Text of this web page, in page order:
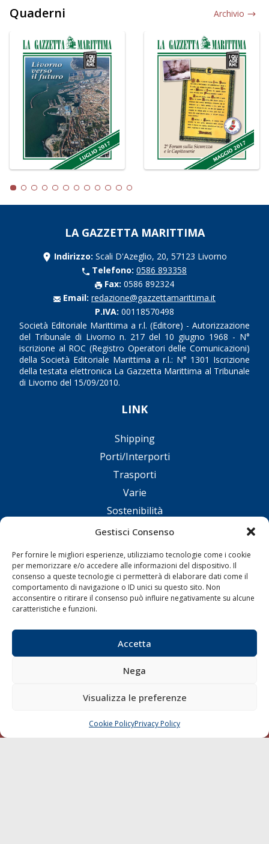
Gestisci Consenso
Per fornire le migliori esperienze, utilizziamo tecnologie come i cookie
per memorizzare e/o accedere alle informazioni del dispositivo. Il
consenso a queste tecnologie ci permetterà di elaborare dati come il
comportamento di navigazione o ID unici su questo sito. Non
acconsentire o ritirare il consenso può influire negativamente su alcune
caratteristiche e funzioni.
Accetta
Nega
Visualizza le preferenze
Cookie PolicyPrivacy Policy
Quaderni Archivio
LA GAZZETTA MARITTIMA
Indirizzo: Scali D'Azeglio, 20, 57123 Livorno
Telefono: 0586 893358
Fax: 0586 892324
Email: redazione@gazzettamarittima.it
P.IVA: 00118570498
Società Editoriale Marittima a r.l. (Editore) - Autorizzazione
del Tribunale di Livorno n. 217 del 10 giugno 1968 - N°
iscrizione al ROC (Registro Operatori delle Comunicazioni)
della Società Editoriale Marittima a r.l.: N° 1301 Iscrizione
della testata elettronica La Gazzetta Marittima al Tribunale
di Livorno del 15/09/2010.
LINK
Shipping
Porti/Interporti
Trasporti
Varie
Sostenibilità
Compagnie di Navigazione
Diporto
Chi siamo
Contatti
SEGUI
CHIAMA SCRIVI